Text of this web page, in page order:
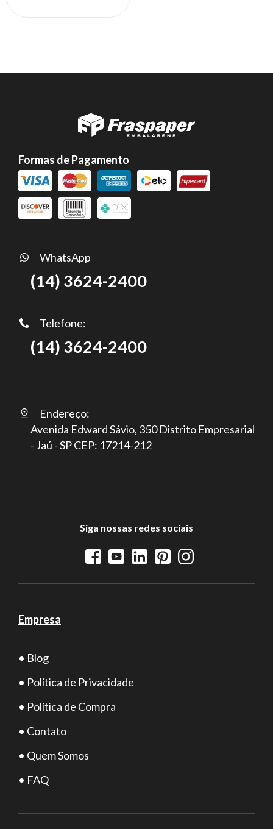
Formas de Pagamento
WhatsApp
(14) 3624-2400
Telefone:
(14) 3624-2400
Endereço:
Avenida Edward Sávio, 350 Distrito Empresarial
- Jaú - SP CEP: 17214-212
Siga nossas redes sociais
Empresa
• Blog
• Política de Privacidade
• Política de Compra
• Contato
• Quem Somos
• FAQ